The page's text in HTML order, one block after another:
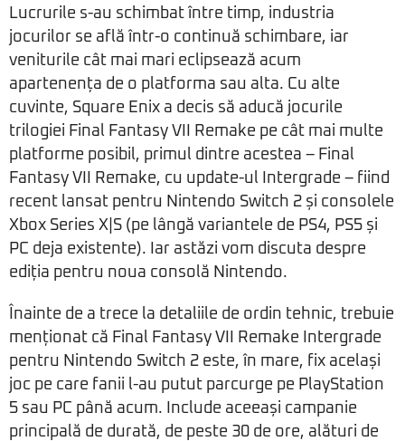
Lucrurile s-au schimbat între timp, industria
jocurilor se află într-o continuă schimbare, iar
veniturile cât mai mari eclipsează acum
apartenența de o platforma sau alta. Cu alte
cuvinte, Square Enix a decis să aducă jocurile
trilogiei Final Fantasy VII Remake pe cât mai multe
platforme posibil, primul dintre acestea – Final
Fantasy VII Remake, cu update-ul Intergrade – fiind
recent lansat pentru Nintendo Switch 2 și consolele
Xbox Series X|S (pe lângă variantele de PS4, PS5 și
PC deja existente). Iar astăzi vom discuta despre
ediția pentru noua consolă Nintendo.
Înainte de a trece la detaliile de ordin tehnic, trebuie
menționat că Final Fantasy VII Remake Intergrade
pentru Nintendo Switch 2 este, în mare, fix același
joc pe care fanii l-au putut parcurge pe PlayStation
5 sau PC până acum. Include aceeași campanie
principală de durată, de peste 30 de ore, alături de